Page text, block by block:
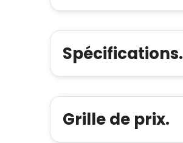
Spécifications.
Grille de prix.